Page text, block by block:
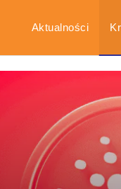
Aktualności